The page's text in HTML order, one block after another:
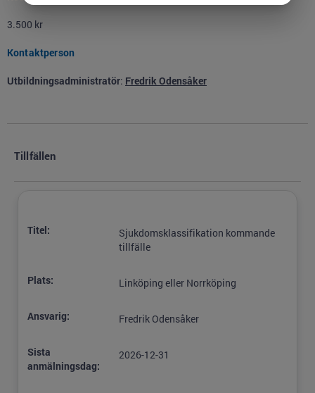
3.500 kr
Kontaktperson
Utbildningsadministratör: Fredrik Odensåker
Tillfällen
Titel:
Sjukdomsklassifikation kommande
tillfälle
Plats: Linköping eller Norrköping
Ansvarig: Fredrik Odensåker
Sista
anmälningsdag:
2026-12-31